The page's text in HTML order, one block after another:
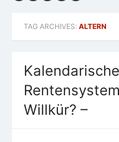
TAG ARCHIVES: ALTERN
Willkür? –